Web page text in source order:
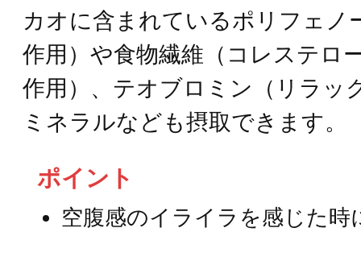
カオに含まれているポリフェノ
作用）や食物繊維（コレステロ
作用）、テオブロミン（リラッ
ミネラルなども摂取できます。
ポイント
空腹感のイライラを感じた時